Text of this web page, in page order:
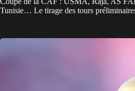
Tunisie… Le tirage des tours